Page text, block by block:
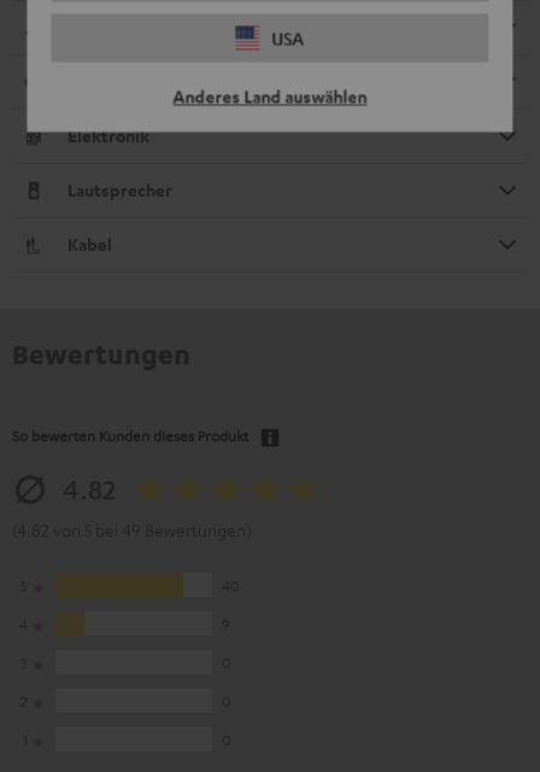
USA
Anderes Land auswählen
Elektronik
Lautsprecher
Kabel
So bewerten Kunden dieses Produkt